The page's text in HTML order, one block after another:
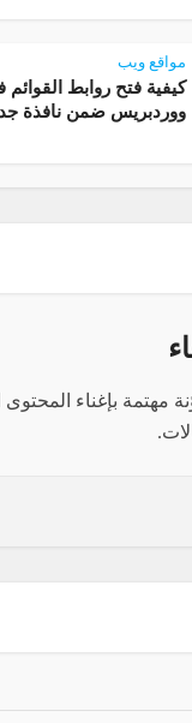
مواقع ويب
كيفية فتح روابط القوائم
ووردبريس ضمن نافذة
مهتمة بإغناء